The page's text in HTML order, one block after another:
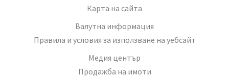
Карта на сайта
Валутна информация
Правила и условия за използване на уебсайт
Медия център
Продажба на имоти